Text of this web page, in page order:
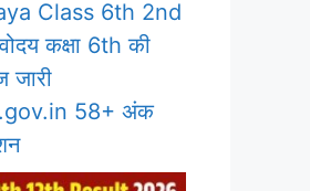
Class 6th 2nd
कक्षा 6th की
जारी
58+ अंक